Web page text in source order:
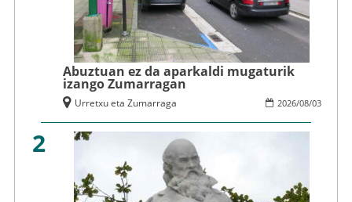
Abuztuan ez da aparkaldi mugaturik
izango Zumarragan
2026/08/03
Urretxu eta Zumarraga
2